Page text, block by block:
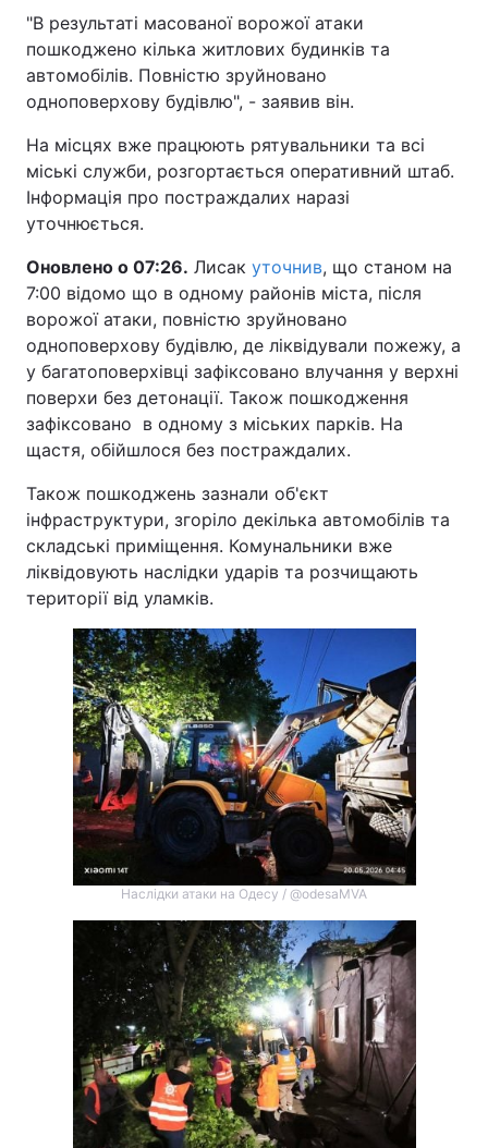
"В результаті масованої ворожої атаки
пошкоджено кілька житлових будинків та
автомобілів. Повністю зруйновано
одноповерхову будівлю", - заявив він.
На місцях вже працюють рятувальники та всі
міські служби, розгортається оперативний штаб.
Інформація про постраждалих наразі
уточнюється.
Оновлено о 07:26. Лисак уточнив, що станом на
7:00 відомо що в одному районів міста, після
ворожої атаки, повністю зруйновано
одноповерхову будівлю, де ліквідували пожежу, а
у багатоповерхівці зафіксовано влучання у верхні
поверхи без детонації. Також пошкодження
зафіксовано в одному з міських парків. На
щастя, обійшлося без постраждалих.
Також пошкоджень зазнали об'єкт
інфраструктури, згоріло декілька автомобілів та
складські приміщення. Комунальники вже
ліквідовують наслідки ударів та розчищають
території від уламків.
Наслідки атаки на Одесу / @odesaMVA